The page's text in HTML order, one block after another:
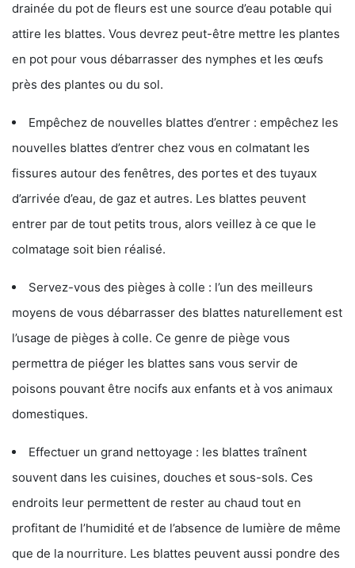
drainée du pot de fleurs est une source d’eau potable qui
attire les blattes. Vous devrez peut-être mettre les plantes
en pot pour vous débarrasser des nymphes et les œufs
près des plantes ou du sol.
Empêchez de nouvelles blattes d’entrer : empêchez les
nouvelles blattes d’entrer chez vous en colmatant les
fissures autour des fenêtres, des portes et des tuyaux
d’arrivée d’eau, de gaz et autres. Les blattes peuvent
entrer par de tout petits trous, alors veillez à ce que le
colmatage soit bien réalisé.
Servez-vous des pièges à colle : l’un des meilleurs
moyens de vous débarrasser des blattes naturellement est
l’usage de pièges à colle. Ce genre de piège vous
permettra de piéger les blattes sans vous servir de
poisons pouvant être nocifs aux enfants et à vos animaux
domestiques.
Effectuer un grand nettoyage : les blattes traînent
souvent dans les cuisines, douches et sous-sols. Ces
endroits leur permettent de rester au chaud tout en
profitant de l’humidité et de l’absence de lumière de même
que de la nourriture. Les blattes peuvent aussi pondre des